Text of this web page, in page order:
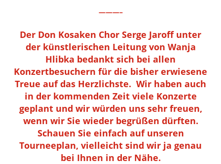
———–
Der Don Kosaken Chor Serge Jaroff unter
der künstlerischen Leitung von Wanja
Hlibka bedankt sich bei allen
Konzertbesuchern für die bisher erwiesene
Treue auf das Herzlichste. Wir haben auch
in der kommenden Zeit viele Konzerte
geplant und wir würden uns sehr freuen,
wenn wir Sie wieder begrüßen dürften.
Schauen Sie einfach auf unseren
Tourneeplan, vielleicht sind wir ja genau
bei Ihnen in der Nähe.